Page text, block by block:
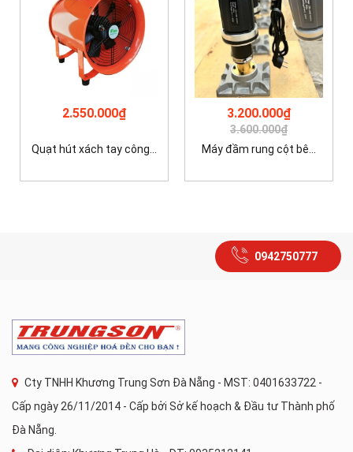
2.550.000₫
Quạt hút xách tay công...
3.200.000₫
3.600.000₫
Máy đầm rung cột bê...
0942750777
Cty TNHH Khương Trung Sơn Đà Nẵng - MST: 0401633722 -
Cấp ngày 26/11/2014 - Cấp bởi Sở kế hoạch & Đầu tư Thành phố
Đà Nẵng.